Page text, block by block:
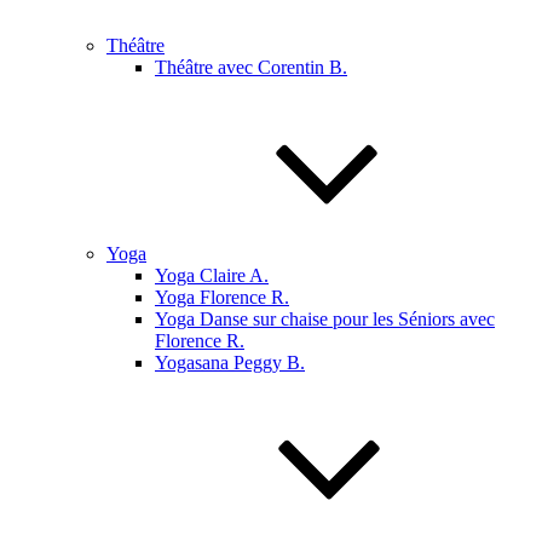
Théâtre
Théâtre avec Corentin B.
Yoga
Yoga Claire A.
Yoga Florence R.
Yoga Danse sur chaise pour les Séniors avec
Florence R.
Yogasana Peggy B.